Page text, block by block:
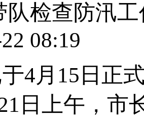
队检查防汛工
08:19
4月15日正
日上午，市